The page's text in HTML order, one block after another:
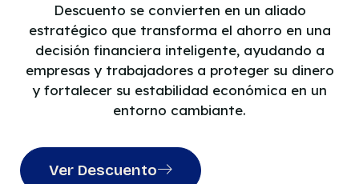
Descuento se convierten en un aliado
estratégico que transforma el ahorro en una
decisión financiera inteligente, ayudando a
empresas y trabajadores a proteger su dinero
y fortalecer su estabilidad económica en un
entorno cambiante.
Ver Descuento